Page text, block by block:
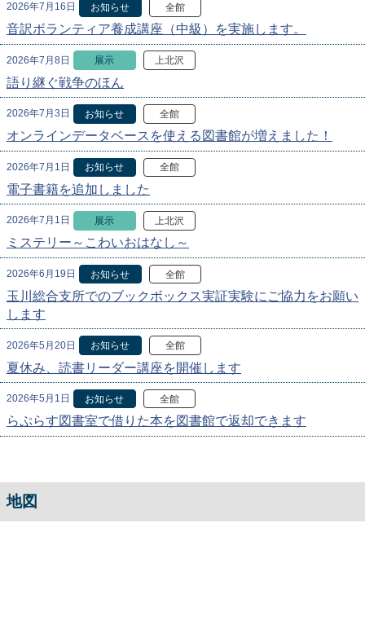
2026年7月16日 お知らせ 全館
音訳ボランティア養成講座（中級）を実施します。
2026年7月8日 展示 上北沢
語り継ぐ戦争のほん
2026年7月3日 お知らせ 全館
オンラインデータベースを使える図書館が増えました！
2026年7月1日 お知らせ 全館
電子書籍を追加しました
2026年7月1日 展示 上北沢
ミステリー～こわいおはなし～
2026年6月19日 お知らせ 全館
玉川総合支所でのブックボックス実証実験にご協力をお願い
します
2026年5月20日 お知らせ 全館
夏休み、読書リーダー講座を開催します
2026年5月1日 お知らせ 全館
らぷらす図書室で借りた本を図書館で返却できます
地図